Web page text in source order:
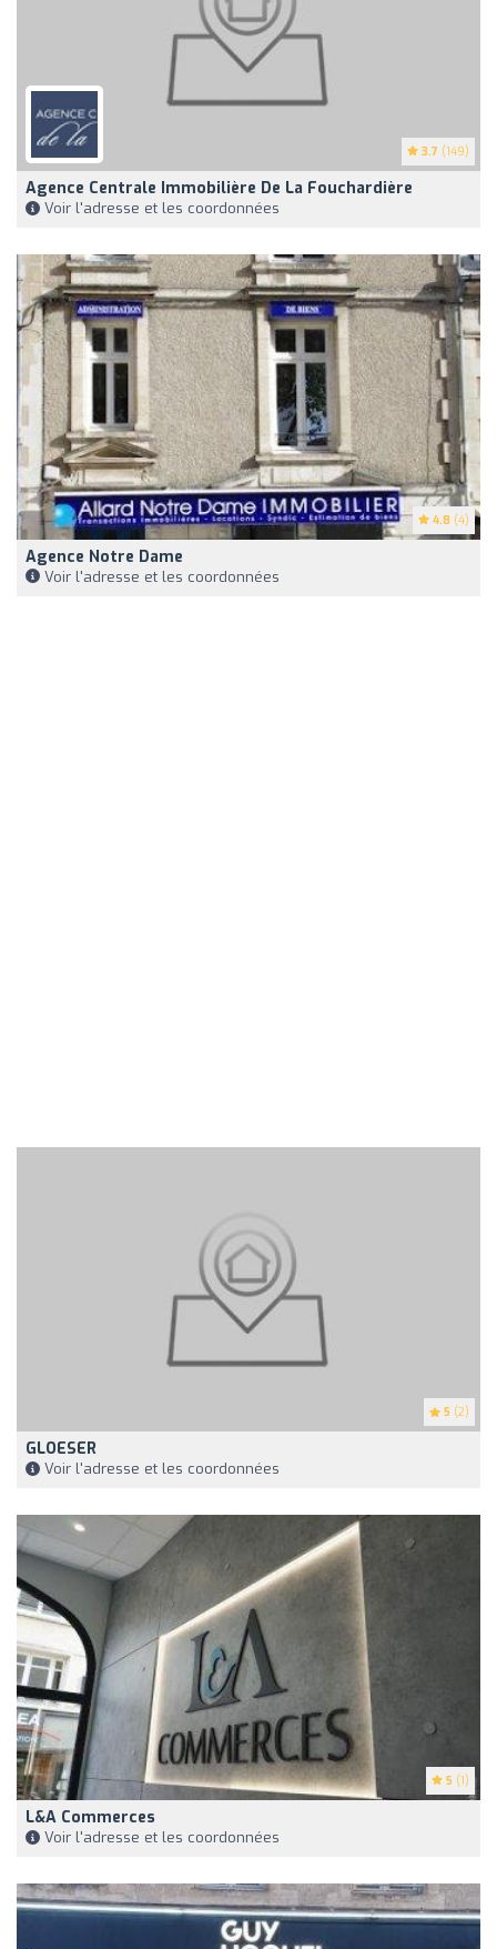
3.7 (149)
Agence Centrale Immobilière De La Fouchardière
Voir l'adresse et les coordonnées
4.8 (4)
Agence Notre Dame
Voir l'adresse et les coordonnées
5 (2)
GLOESER
Voir l'adresse et les coordonnées
5 (1)
L&A Commerces
Voir l'adresse et les coordonnées